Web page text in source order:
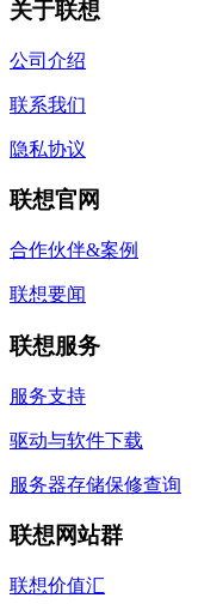
关于联想
公司介绍
联系我们
隐私协议
联想官网
合作伙伴&案例
联想要闻
联想服务
服务支持
驱动与软件下载
服务器存储保修查询
联想网站群
联想价值汇